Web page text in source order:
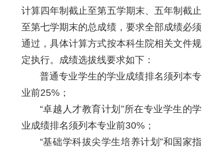
计算四年制截止至第五学期末、五年制截止
至第七学期末的总成绩，要求全部成绩必须
通过，具体计算方式按本科生院相关文件规
定执行。成绩选拔线要求如下：
普通专业学生的学业成绩排名须列本专
业前25%；
“卓越人才教育计划”所在专业学生的学
业成绩排名须列本专业前30%；
“基础学科拔尖学生培养计划”和国家指